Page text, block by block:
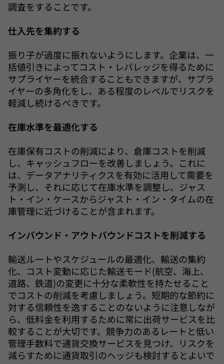
調査をすることです。
仕入先を集約する
振り子が過度に振れないようにします。企業は、一
括値引きによってコスト・レバレッジを得るために
サプライヤーを統合することもできますが、サプラ
イヤーの多角化をし、ある程度のレベルでリスクを
軽減し続けるべきです。
在庫水準を最適化する
在庫保有コストの削減により、倉庫コストを削減
し、キャッシュフローを改善しましょう。これに
は、データアナリティクスを有効に活用して需要を
予測し、それに応じて在庫水準を調整し、ジャス
ト・イン・ケースからジャスト・イン・タイムの在
庫管理に近づけることが含まれます。
インバウンド・アウトバウンドコストを削減する
輸送ルートやスケジュールの最適化、輸送の集約
化、コスト変動に応じた輸送モード(航空、海上、
道路、鉄道)の変更に十分な柔軟性を持たせること
でコストの削減を考慮しましょう。短期的な節約に
対する信頼性を逸することのないように注意しなが
ら、低料金を利用するために常に出荷サービスを比
較することが大切です。競争力のあるレートと低い
管理手数料で通貨交換サービスを見つけ、リスクを
減らすために通貨取引のヘッジも検討するとよいで